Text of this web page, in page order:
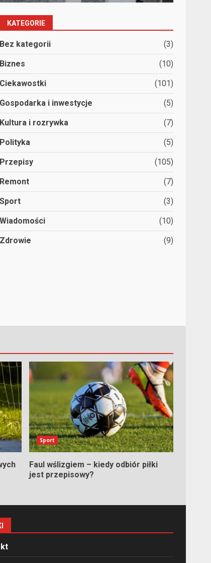
KATEGORIE
Bez kategorii (3)
Biznes (10)
Ciekawostki (101)
Gospodarka i inwestycje (5)
Kultura i rozrywka (7)
Polityka (5)
Przepisy (105)
Remont (7)
Sport (3)
Wiadomości (10)
Zdrowie (9)
Sport
Faul wślizgiem – kiedy odbiór piłki
jest przepisowy?